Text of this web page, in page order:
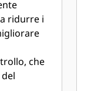
ridurre i
che